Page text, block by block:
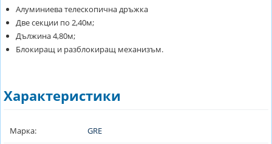
Алуминиева телескопична дръжка
Две секции по 2,40м;
Дължина 4,80м;
Блокиращ и разблокиращ механизъм.
Характеристики
Марка: GRE